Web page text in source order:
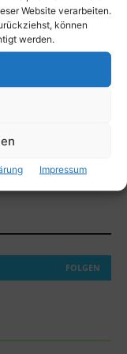
Website verarbeiten.
können
werden.
Impressum
Mail-Adresse und
in diesem
FOLGEN